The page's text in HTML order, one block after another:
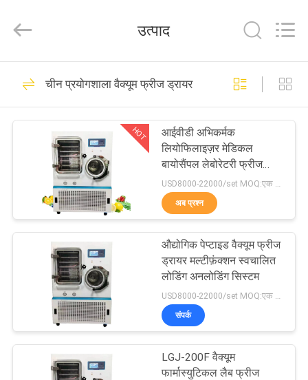
उत्पादों
बारे
कारखाना
Wuhan
Technology
Rights
पल्प परीक्षण मशीन
71
कागज पैकेजिंग परीक्षक
42
111
उत्पाद
चीन प्रयोगशाला वैक्यूम फ्रीज ड्रायर
HOT
आईवीडी अभिकर्मक
लियोफिलाइज़र मेडिकल
बायोसैंपल लेबोरेटरी फ्रीज
ड्रायर पायलट इन सीटू
USD8000-22000/set MOQ:एक सेट
अब प्रश्न
औद्योगिक पेप्टाइड वैक्यूम फ्रीज
ड्रायर मल्टीफ़ंक्शन स्वचालित
लोडिंग अनलोडिंग सिस्टम
संपर्क
LGJ-200F वैक्यूम
फार्मास्युटिकल लैब फ्रीज